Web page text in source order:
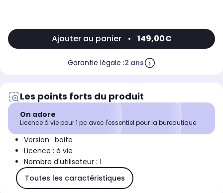
Ajouter au panier • 149,00€
Garantie légale :2 ans
Les points forts du produit
On adore
Licence à vie pour 1 pc avec l'essentiel pour la bureautique
Version : boite
Licence : à vie
Nombre d'utilisateur : 1
Toutes les caractéristiques